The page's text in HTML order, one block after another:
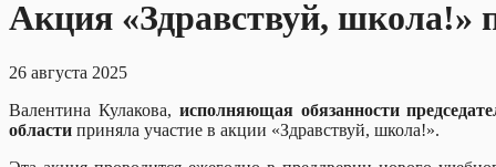
Акция «Здравствуй, школа!»
26 августа 2025
Валентина Кулакова, исполняющая обязанности
области приняла участие в акции «Здравствуй, школа!».